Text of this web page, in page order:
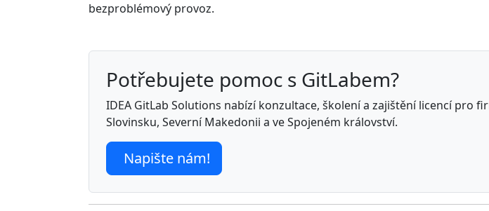
bezproblémový provoz.
Potřebujete pomoc s GitLabem?
IDEA GitLab Solutions nabízí konzultace, školení a zajištění licencí pro
Slovinsku, Severní Makedonii a ve Spojeném království.
Napište nám!